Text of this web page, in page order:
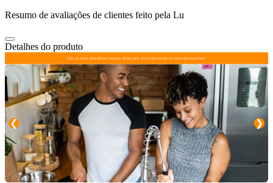
Resumo de avaliações de clientes feito pela Lu
Detalhes do produto